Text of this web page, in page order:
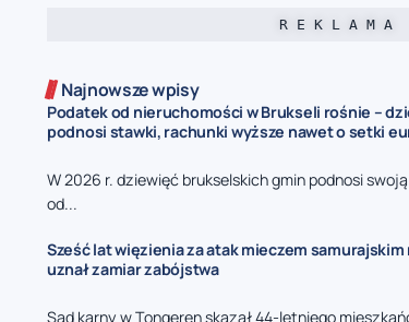
R E K L A M A
Najnowsze wpisy
Podatek od nieruchomości w Brukseli rośnie –
podnosi stawki, rachunki wyższe nawet o setki
W 2026 r. dziewięć brukselskich gmin podnosi
od...
Sześć lat więzienia za atak mieczem samurajskim
uznał zamiar zabójstwa
Sąd karny w Tongeren skazał 44-letniego